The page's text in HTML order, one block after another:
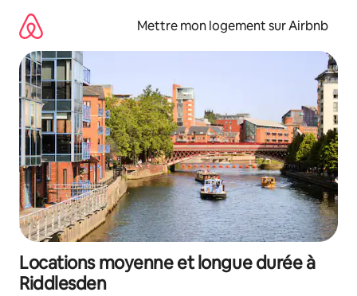
directement
contenu
Mettre mon logement sur Airbnb
Locations moyenne et longue durée à
Riddlesden